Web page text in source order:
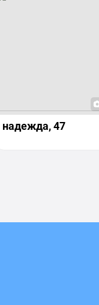
надежда, 47